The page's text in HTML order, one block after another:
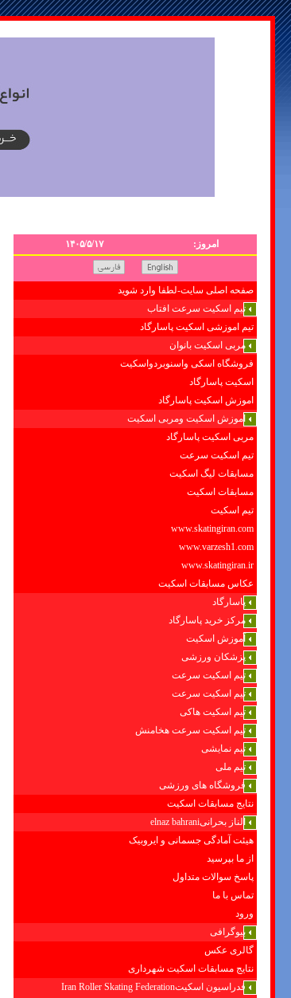
امروز: ۱۴۰۵/۵/۱۷
صفحه اصلی سایت-لطفا وارد شوید
تیم اسکیت سرعت افتاب
تیم اموزشی اسکیت پاسارگاد
مربی اسکیت بانوان
فروشگاه اسکی واسنوبردواسکیت
اسکیت پاسارگاد
اموزش اسکیت پاسارگاد
اموزش اسکیت ومربی اسکیت
مربی اسکیت پاسارگاد
تیم اسکیت سرعت
مسابقات لیگ اسکیت
مسابقات اسکیت
تیم اسکیت
www.skatingiran.com
www.varzesh1.com
www.skatingiran.ir
عکاس مسابقات اسکیت
پاسارگاد
مرکز خرید پاسارگاد
آموزش اسکیت
پزشکان ورزشی
تیم اسکیت سرعت
تیم اسکیت سرعت
تیم اسکیت هاکی
تیم اسکیت سرعت هخامنش
تیم نمایشی
تیم ملی
فروشگاه های ورزشی
نتایج مسابقات اسکیت
الناز بحرانیelnaz bahrani
هیئت آمادگی جسمانی و ایروبیک
از ما بپرسید
پاسخ سوالات متداول
تماس با ما
ورود
بیوگرافی
گالری عکس
نتایج مسابقات اسکیت شهرداری
فدراسیون اسکیتIran Roller Skating Federation